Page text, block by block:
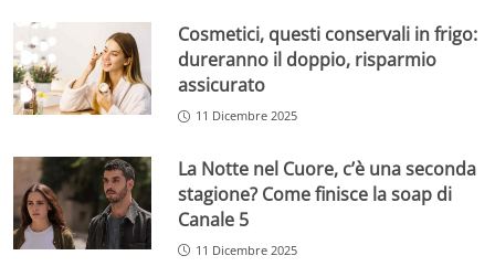
Cosmetici, questi conservali in frigo:
dureranno il doppio, risparmio
assicurato
11 Dicembre 2025
La Notte nel Cuore, c’è una seconda
stagione? Come finisce la soap di
Canale 5
11 Dicembre 2025